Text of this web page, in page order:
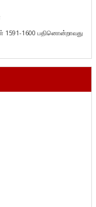
1600 பதினொன்றாவது